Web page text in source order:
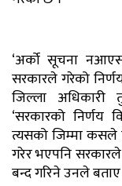
‘अर्को सूचना
सरकारले गरेको
जिल्ला
‘सरकारको निर्णय
त्यसको जिम्मा कसले
गरेर भएपनि
बन्द गरिने उनले बताए